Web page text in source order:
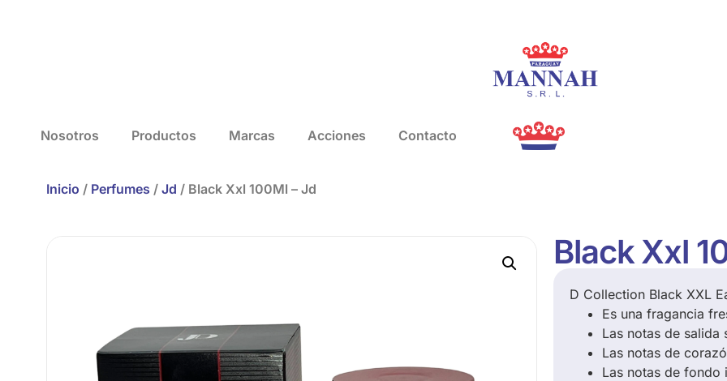
Nosotros Productos Marcas Acciones Contacto
Inicio / Perfumes / Jd / Black Xxl 100Ml – Jd
Black Xxl
D Collection Black XXL
Es una fragancia
Las notas de salida
Las notas de
Las notas de fondo